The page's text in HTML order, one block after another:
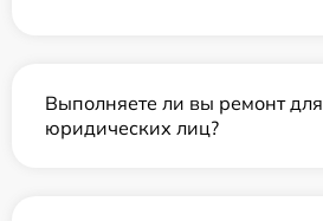
Выполняете ли вы ремонт для
юридических лиц?